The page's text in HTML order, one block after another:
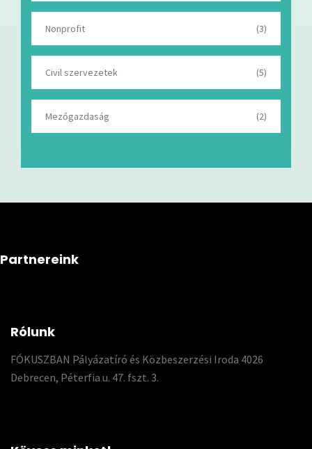
Nonprofit (3)
Civil szervezetek (5)
Mezőgazdaság (2)
Partnereink
Rólunk
FÓKUSZBAN Pályázatíró és Közbeszerzési Iroda 4026
Debrecen, Péterfia u. 47. fszt. 3.